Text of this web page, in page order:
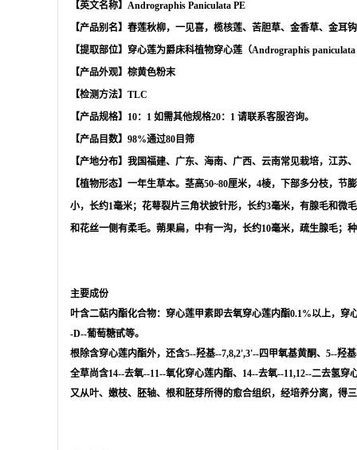
【英文名称】Andrographis Paniculata PE
【产品别名】春莲秋柳，一见喜，榄核莲、苦胆草、金香草、金耳
【提取部位】穿心莲为爵床科植物穿心莲（Andrographis
【产品外观】棕黄色粉末
【检测方法】TLC
【产品规格】10：1 如需其他规格20：1 请联系客服咨询。
【产品目数】98%通过80目筛
【产地分布】我国福建、广东、海南、广西、云南常见栽培，江
【植物形态】一年生草本。茎高50~80厘米，4棱，下部多分枝，
小，长约1毫米；花萼裂片三角状披针形，长约3毫米，有腺毛和微
和花丝一侧有柔毛。蒴果扁，中有一沟，长约10毫米，疏生腺毛；
主要成份
叶含二萜内酯化合物：穿心莲甲素即去氧穿心莲内酯0.1%以上，
-D--葡萄糖甙等。
根除含穿心莲内酯外，还含5--羟基--7,8,2',3'--四甲氧基黄酮、5--羟
全草尚含14--去氧--11--氧化穿心莲内酯、14--去氧--11,12--二去氢
又从叶、嫩枝、胚轴、根和胚芽所得的愈合组织，经培养分离，得